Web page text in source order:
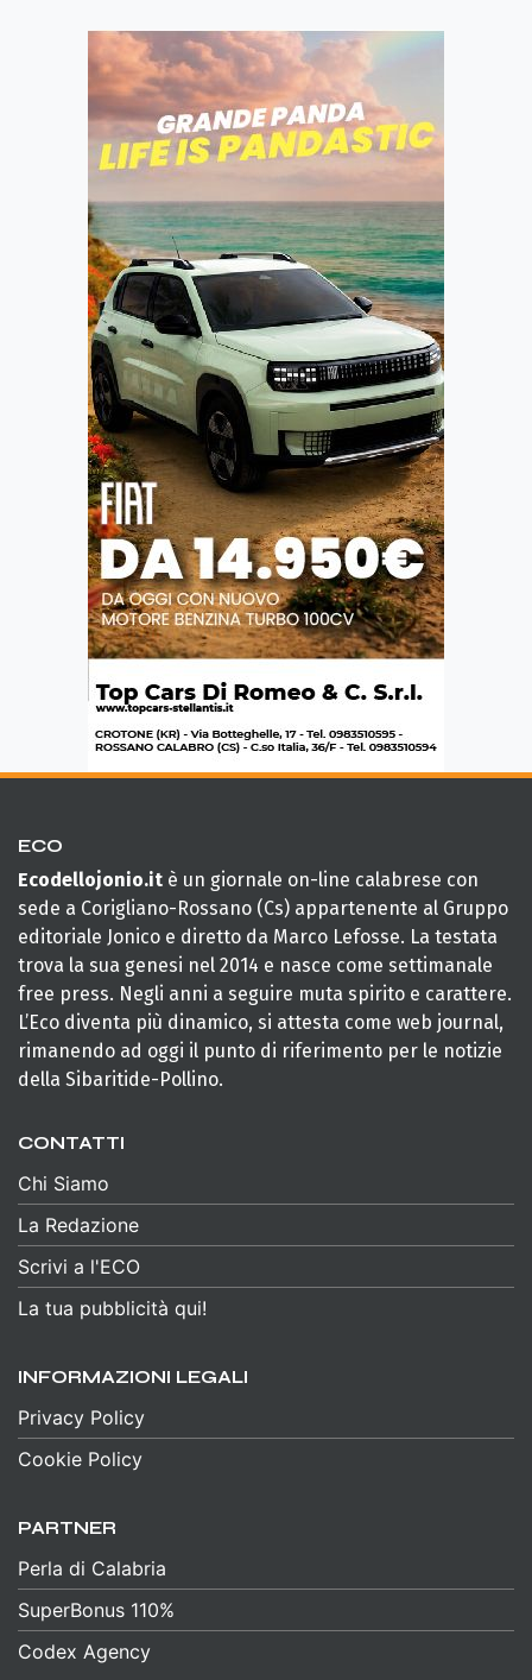
ECO
Ecodellojonio.it è un giornale on-line calabrese con
sede a Corigliano-Rossano (Cs) appartenente al Gruppo
editoriale Jonico e diretto da Marco Lefosse. La testata
trova la sua genesi nel 2014 e nasce come settimanale
free press. Negli anni a seguire muta spirito e carattere.
L’Eco diventa più dinamico, si attesta come web journal,
rimanendo ad oggi il punto di riferimento per le notizie
della Sibaritide-Pollino.
CONTATTI
Chi Siamo
La Redazione
Scrivi a l'ECO
La tua pubblicità qui!
INFORMAZIONI LEGALI
Privacy Policy
Cookie Policy
PARTNER
Perla di Calabria
SuperBonus 110%
Codex Agency